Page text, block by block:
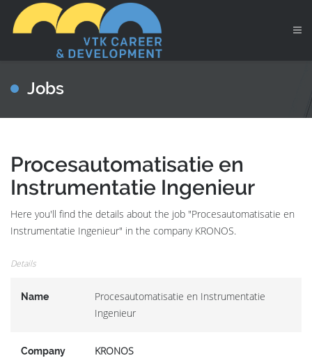
Jobs
Procesautomatisatie en
Instrumentatie Ingenieur
Here you'll find the details about the job "Procesautomatisatie en
Instrumentatie Ingenieur" in the company KRONOS.
Details
Name
Procesautomatisatie en Instrumentatie
Ingenieur
Company KRONOS